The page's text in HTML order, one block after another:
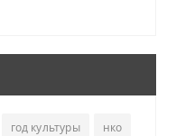
год культуры нко